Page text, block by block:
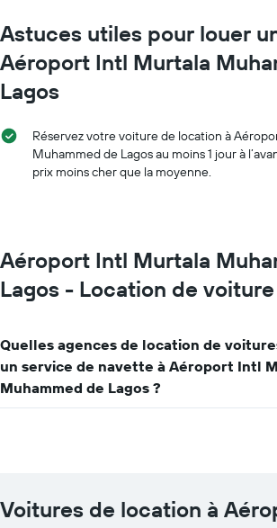
Astuces utiles pour louer
Aéroport Intl Murtala
Lagos
Réservez votre voiture de location à
Muhammed de Lagos au moins 1 jour à
prix moins cher que la moyenne.
Aéroport Intl Murtala
Lagos - Location de voiture
Quelles agences de location de
un service de navette à Aéroport Intl
Muhammed de Lagos ?
Voitures de location à